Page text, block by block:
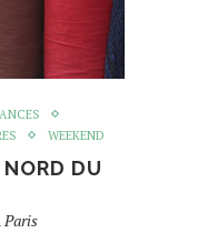
WEEKEND
DU
Paris